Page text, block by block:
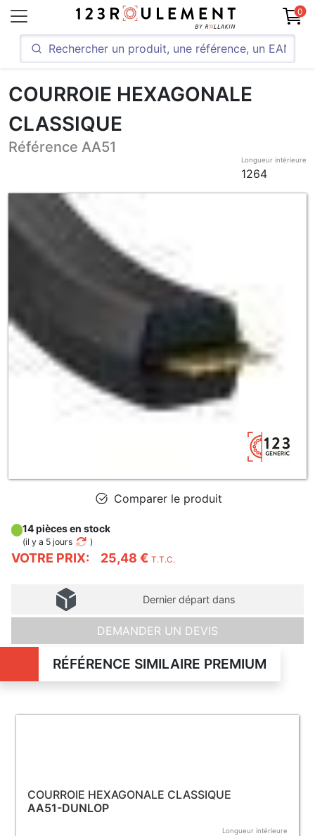
0
COURROIE HEXAGONALE
CLASSIQUE
Référence AA51
Longueur intérieure
1264
Comparer le produit
VOTRE PRIX: 25,48 € T.T.C.
14 pièces en stock
(il y a 5 jours )
Dernier départ dans
DEMANDER UN DEVIS
RÉFÉRENCE SIMILAIRE PREMIUM
COURROIE HEXAGONALE CLASSIQUE
AA51-DUNLOP
Longueur intérieure